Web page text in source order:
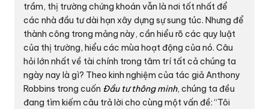
trầm, thị trườngchứng khoán vẫn là nơi tốt nhất để
các nhà đầu tư dài hạn xây dựng sự sung túc. Nhưng để
thành công trong mảng này, cần hiểu rõ các quy luật
của thị trường, hiểu các mùa hoạt động của nó. Câu
hỏi lớn nhất về tài chính trong tâm trí tất cả chúng ta
ngày nay là gì? Theo kinh nghiệm của tác giả Anthony
Robbins trong cuốn Đầu tư thông minh, chúng ta đều
đang tìm kiếm câu trả lời cho cùng một vấn đề: “Tôi